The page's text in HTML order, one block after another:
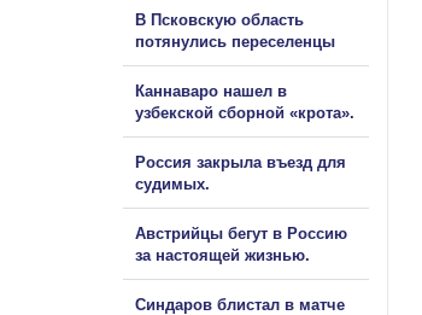
В Псковскую область
потянулись переселенцы
Каннаваро нашел в
узбекской сборной «крота».
Россия закрыла въезд для
судимых.
Австрийцы бегут в Россию
за настоящей жизнью.
Синдаров блистал в матче